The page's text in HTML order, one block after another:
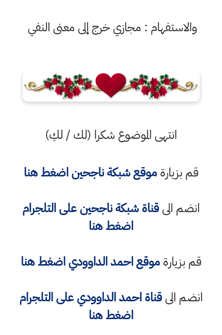
والاستفهام : مجازي خرج إلى معنى النفي
انتهى الموضوع شكرا (لك / لكِ)
قم بزيارةموقع شبكة ناجحين اضغط هنا
انضم الىقناة شبكة ناجحين على التلجرام
اضغط هنا
قم بزيارةموقع احمد الداوودي اضغط هنا
انضم الىقناةاحمد الداووديعلى التلجرام
اضغط هنا